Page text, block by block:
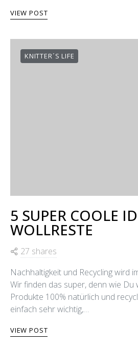
VIEW POST
KNITTER´S LIFE
5 SUPER COOLE
WOLLRESTE
27 shares
Nachhaltigkeit und Recycling wird
Wir finden das super, denn wie Du
Produkte 100% natürlich und
einfach sehr wichtig,…
VIEW POST